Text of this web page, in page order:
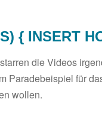
{ INSERT
die Videos
Paradebeispiel für
wollen.